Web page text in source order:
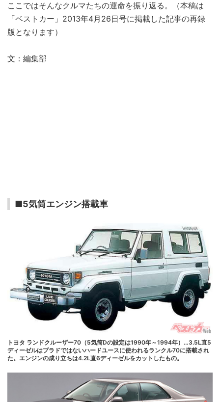
ここではそんなクルマたちの運命を振り返る。（本稿は
「ベストカー」2013年4月26日号に掲載した記事の再録
版となります）
文：編集部
■5気筒エンジン搭載車
トヨタ ランドクルーザー70（5気筒Dの設定は1990年～1994年）…3.5L直5
ディーゼルはプラドではないハードユースに使われるランクル70に搭載され
た。エンジンの成り立ちは4.2L直6ディーゼルをカットしたもの。